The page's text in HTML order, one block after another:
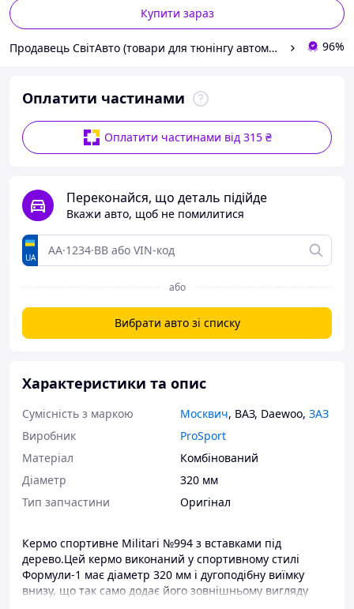
Купити зараз
Продавець СвітАвто (товари для тюнінгу автомобілів ВАЗ) 96%
Оплатити частинами
Оплатити частинами від 315 ₴
Переконайся, що деталь підійде
Вкажи авто, щоб не помилитися
UA
або
Вибрати авто зі списку
Характеристики та опис
Сумісність з маркою Москвич, ВАЗ, Daewoo, ЗАЗ
Виробник
ProSport
Матеріал
Комбінований
Діаметр
320 мм
Тип запчастини
Оригінал
Кермо спортивне Militari №994 з вставками під
дерево.Цей кермо виконаний у спортивному стилі
Формули-1 має діаметр 320 мм і дугоподібну виїмку
внизу, що так само додає його зовнішньому вигляду